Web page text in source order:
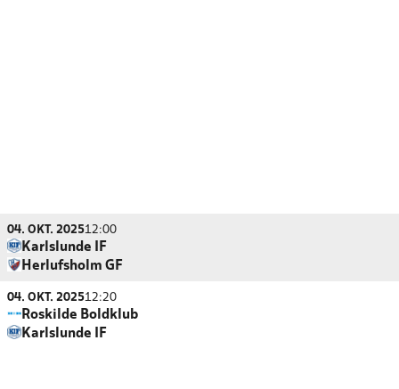
04. OKT. 202512:00
Karlslunde IF
Herlufsholm GF
04. OKT. 202512:20
Roskilde Boldklub
Karlslunde IF